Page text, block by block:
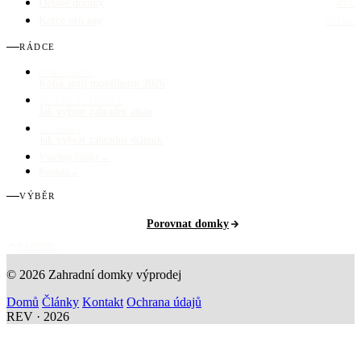
RÁDCE
VÝBĚR
Porovnat domky
© 2026 Zahradní domky výprodej
Domů Články Kontakt Ochrana údajů
REV · 2026